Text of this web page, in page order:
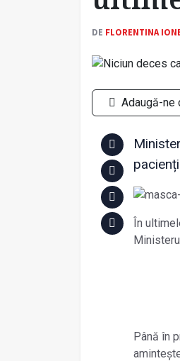
DE FLORENTINA
Adaugă-ne
În
Până în